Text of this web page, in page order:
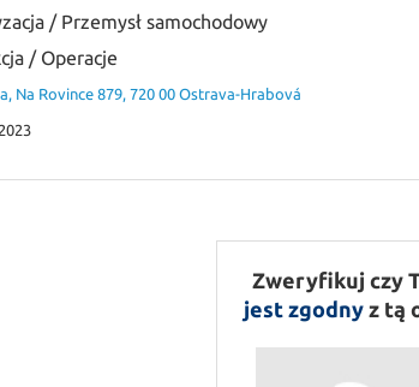
/ Przemysł samochodowy
/ Operacje
Na Rovince 879, 720 00 Ostrava-Hrabová
Zweryfikuj czy
jest zgodny z tą